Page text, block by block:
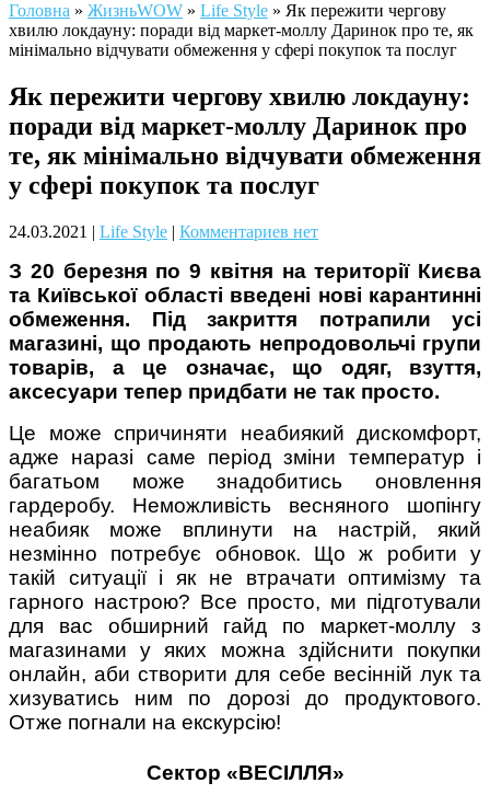
Чому дітям корисно читати
Материнське вигорання: як
собі допомогти
Як підготувати дитину до
навчального року? Поради
лікаря батькам
Поради багатодітної мами:
особистісний розвиток в
декреті
Головна » ЖизньWOW » Life Style » Як пережити чергову
хвилю локдауну: поради від маркет-моллу Даринок про те, як
мінімально відчувати обмеження у сфері покупок та послуг
Як пережити чергову хвилю локдауну:
поради від маркет-моллу Даринок про
те, як мінімально відчувати обмеження
у сфері покупок та послуг
24.03.2021 | Life Style | Комментариев нет
З 20 березня по 9 квітня на території Києва
та Київської області введені нові карантинні
обмеження. Під закриття потрапили усі
магазині, що продають непродовольчі групи
товарів, а це означає, що одяг, взуття,
аксесуари тепер придбати не так просто.
Це може спричиняти неабиякий дискомфорт,
адже наразі саме період зміни температур і
багатьом може знадобитись оновлення
гардеробу. Неможливість весняного шопінгу
неабияк може вплинути на настрій, який
незмінно потребує обновок. Що ж робити у
такій ситуації і як не втрачати оптимізму та
гарного настрою? Все просто, ми підготували
для вас обширний гайд по маркет-моллу з
магазинами у яких можна здійснити покупки
онлайн, аби створити для себе весінній лук та
хизуватись ним по дорозі до продуктового.
Отже погнали на екскурсію!
Сектор «ВЕСІЛЛЯ»